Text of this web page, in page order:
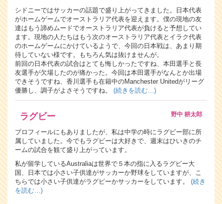
シドニーではサッカーの話題で盛り上がってきました。日本代表
がホームゲームでオーストラリア代表を迎えます。僕の現地の友
達はもう諦めムードでオーストラリア代表が負けると予想してい
ます。現地の人たちはもう次のオーストラリア代表とイラク代表
のホームゲームにかけているようで、今回の日本戦は、あまり期
待していない様です。もちろん気は抜けませんが。
前回の日本代表の試合はとても悔しかったですね、本田選手と長
友選手が欠場したのが痛かった。今回は本田選手がなんとか出場
できそうですね、香川選手も在籍中のManchester Unitedがリーグ
優勝し、調子がよさそうですね。 (続きを読む…)
ラグビー 野中 耕太郎
プロフィールにもありましたが、私は中学の時にラグビー部に所
属していました。今でもラグビーは大好きで、週末はひいきのチ
ームの試合を観て盛り上がっています。
私が留学しているAustraliaは世界で５本の指に入るラグビー大
国、日本では小さい子供達がサッカーか野球をしていますが、こ
ちらでは小さい子供達がラグビーかサッカーをしています。 (続き
を読む…)